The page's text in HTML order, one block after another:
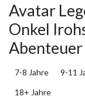
Avatar
Onkel
7-8 Jahre 9-11
18+ Jahre